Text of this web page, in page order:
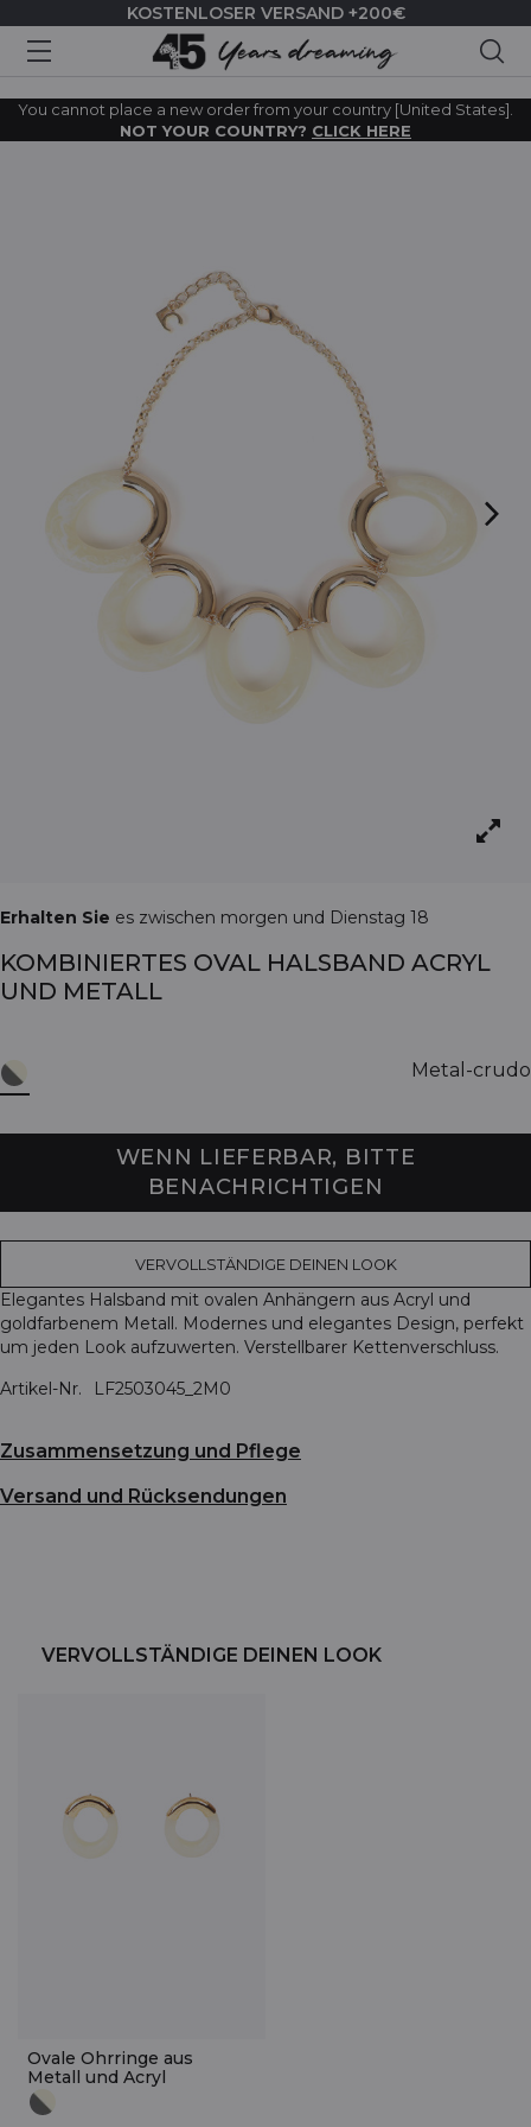
KOSTENLOSER VERSAND +200€
You cannot place a new order from your country [United States].
NOT YOUR COUNTRY? CLICK HERE
Erhalten Sie es zwischen morgen und Dienstag 18
KOMBINIERTES OVAL HALSBAND ACRYL
UND METALL
Metal-crudo
WENN LIEFERBAR, BITTE
BENACHRICHTIGEN
VERVOLLSTÄNDIGE DEINEN LOOK
Elegantes Halsband mit ovalen Anhängern aus Acryl und
goldfarbenem Metall. Modernes und elegantes Design, perfekt
um jeden Look aufzuwerten. Verstellbarer Kettenverschluss.
Artikel-Nr.
LF2503045_2M0
Zusammensetzung und Pflege
Versand und Rücksendungen
VERVOLLSTÄNDIGE DEINEN LOOK
Ovale Ohrringe aus
Metall und Acryl